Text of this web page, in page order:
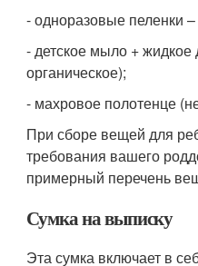
- одноразовые пеленки –
- детское мыло +
органическое);
- махровое полотенце
При сборе вещей для
требования вашего
примерный перечень
Сумка на выписку
Эта сумка включает в